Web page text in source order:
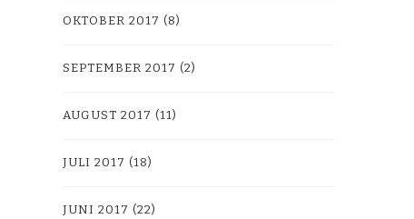
OKTOBER 2017 (8)
SEPTEMBER 2017 (2)
AUGUST 2017 (11)
JULI 2017 (18)
JUNI 2017 (22)